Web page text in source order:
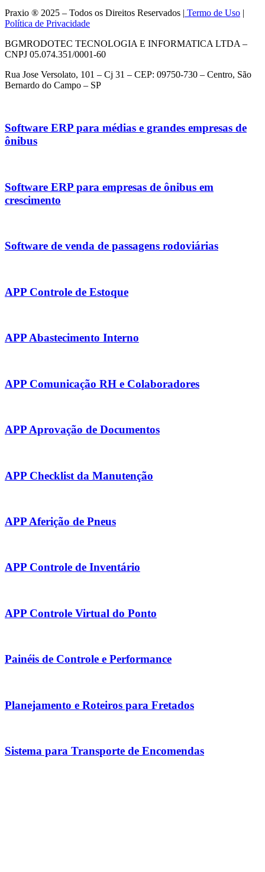
Praxio ® 2025 – Todos os Direitos Reservados | Termo de Uso |
Política de Privacidade
BGMRODOTEC TECNOLOGIA E INFORMATICA LTDA –
CNPJ 05.074.351/0001-60
Rua Jose Versolato, 101 – Cj 31 – CEP: 09750-730 – Centro, São
Bernardo do Campo – SP
Software ERP para médias e grandes empresas de
ônibus
Software ERP para empresas de ônibus em
crescimento
Software de venda de passagens rodoviárias
APP Controle de Estoque
APP Abastecimento Interno
APP Comunicação RH e Colaboradores
APP Aprovação de Documentos
APP Checklist da Manutenção
APP Aferição de Pneus
APP Controle de Inventário
APP Controle Virtual do Ponto
Painéis de Controle e Performance
Planejamento e Roteiros para Fretados
Sistema para Transporte de Encomendas